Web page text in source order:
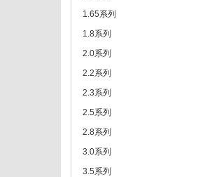
1.65系列
1.8系列
2.0系列
2.2系列
2.3系列
2.5系列
2.8系列
3.0系列
3.5系列